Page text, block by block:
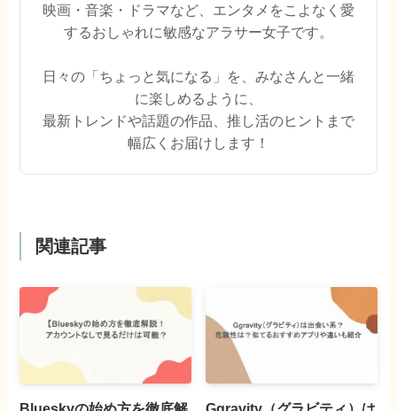
映画・音楽・ドラマなど、エンタメをこよなく愛
するおしゃれに敏感なアラサー女子です。
日々の「ちょっと気になる」を、みなさんと一緒
に楽しめるように、
最新トレンドや話題の作品、推し活のヒントまで
幅広くお届けします！
関連記事